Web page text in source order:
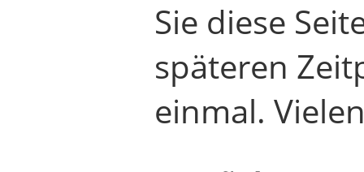
Sie diese
späteren
einmal.